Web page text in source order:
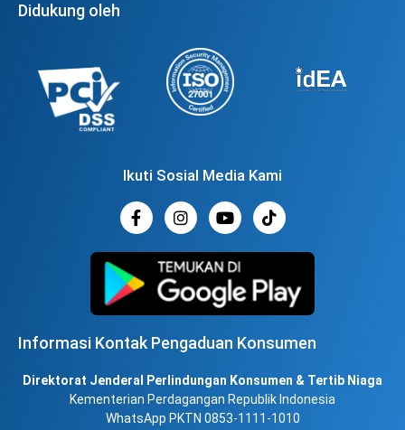
Didukung oleh
Ikuti Sosial Media Kami
Informasi Kontak Pengaduan Konsumen
Direktorat Jenderal Perlindungan Konsumen & Tertib Niaga
Kementerian Perdagangan Republik Indonesia
WhatsApp PKTN 0853-1111-1010